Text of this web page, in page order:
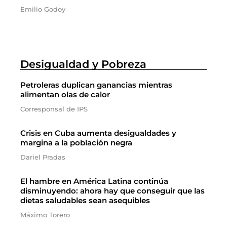
Emilio Godoy
Desigualdad y Pobreza
Petroleras duplican ganancias mientras
alimentan olas de calor
Corresponsal de IPS
Crisis en Cuba aumenta desigualdades y
margina a la población negra
Dariel Pradas
El hambre en América Latina continúa
disminuyendo: ahora hay que conseguir que las
dietas saludables sean asequibles
Máximo Torero